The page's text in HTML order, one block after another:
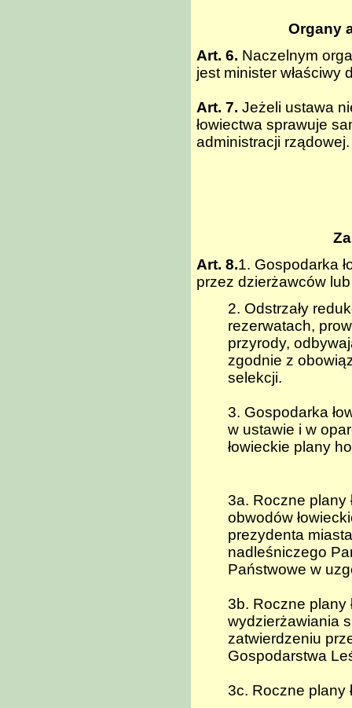
Organy
Art. 6. Naczelnym
jest minister właściwy
Art. 7. Jeżeli ustawa
łowiectwa sprawuje
administracji rządowej.
Art. 8.1. Gospodarka
przez dzierżawców
2. Odstrzały
rezerwatach,
przyrody,
zgodnie z
selekcji.
3. Gospodarka
w ustawie i w
łowieckie plany
3a. Roczne plany
obwodów
prezydenta
nadleśniczego
Państwowe w
3b. Roczne plany
wydzierżawiania
zatwierdzeniu
Gospodarstwa
3c. Roczne plany